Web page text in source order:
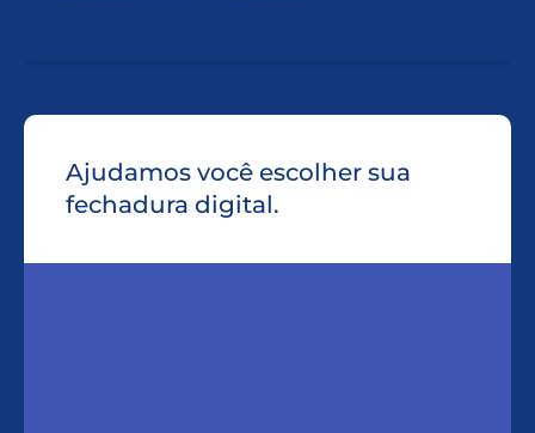
Ajudamos você escolher sua
fechadura digital.